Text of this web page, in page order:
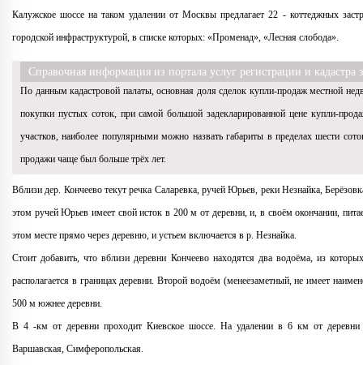
Калужское шоссе на таком удалении от Москвы предлагает 22 - коттеджных
городской инфраструктурой, в списке которых: «Променад», «Лесная слобода».
Справочная информация из портала услуг регистрации и кадастра
По данным кадастровой палаты, основная доля сделок купли-продаж местной
покупки пустых соток, при самой большой задекларированной цене купли-
участков, наиболее популярными можно назвать габариты в пределах шести
продажи чаще был больше трёх лет.
Вблизи дер. Кончеево текут речка Саларевка, ручей Юрьев, реки Незнайка,
этом ручей Юрьев имеет свой исток в 200 м от деревни, и, в своём окончании,
этом месте прямо через деревню, и устьем включается в р. Незнайка.
Стоит добавить, что вблизи деревни Кончеево находятся два водоёма, из
располагается в границах деревни. Второй водоём (менеезаметный, не имеет
500 м южнее деревни.
В 4 -км от деревни проходит Киевское шоссе. На удалении в 6 км от
Варшавская, Симферопольская.